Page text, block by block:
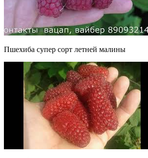
Пшехиба супер сорт летней малины